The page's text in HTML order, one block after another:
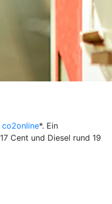
co2online*. Ein
Cent und Diesel rund 19